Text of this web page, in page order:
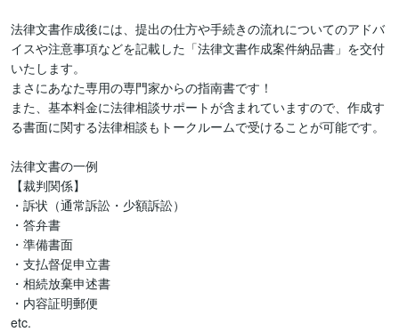
法律文書作成後には、提出の仕方や手続きの流れについてのアドバ
イスや注意事項などを記載した「法律文書作成案件納品書」を交付
いたします。
まさにあなた専用の専門家からの指南書です！
また、基本料金に法律相談サポートが含まれていますので、作成す
る書面に関する法律相談もトークルームで受けることが可能です。
法律文書の一例
【裁判関係】
・訴状（通常訴訟・少額訴訟）
・答弁書
・準備書面
・支払督促申立書
・相続放棄申述書
・内容証明郵便
etc.